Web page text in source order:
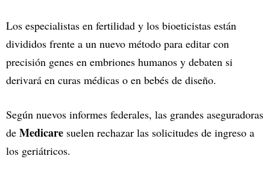
Los especialistas en fertilidad y los bioeticistas están
divididos frente a un nuevo método para editar con
precisión genes en embriones humanos y debaten si
derivará en curas médicas o en bebés de diseño.
Según nuevos informes federales, las grandes aseguradoras
de Medicare suelen rechazar las solicitudes de ingreso a
los geriátricos.